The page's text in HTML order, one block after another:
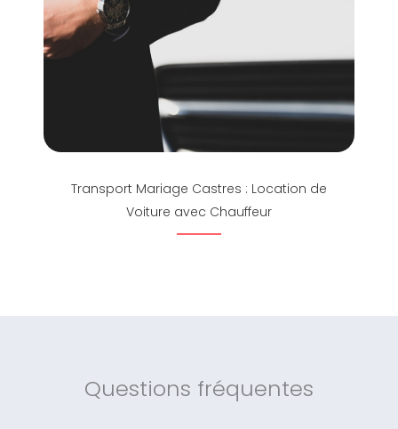
Transport Mariage Castres : Location de
Voiture avec Chauffeur
Questions fréquentes